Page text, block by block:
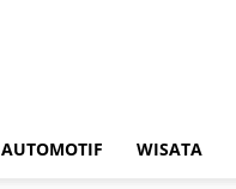
AUTOMOTIF WISATA